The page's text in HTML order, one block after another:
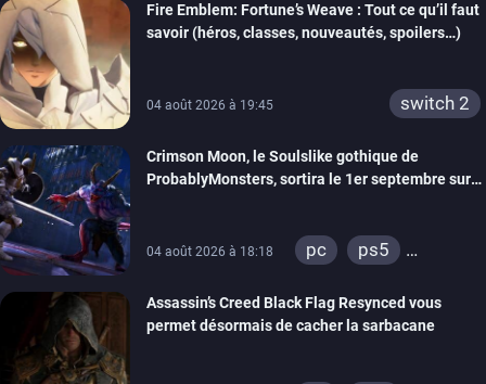
Fire Emblem: Fortune’s Weave : Tout ce qu’il faut
savoir (héros, classes, nouveautés, spoilers…)
04 août 2026 à 19:45 switch 2
Crimson Moon, le Soulslike gothique de
ProbablyMonsters, sortira le 1er septembre sur
04 août 2026 à 18:18 pc
ps5
Assassin’s Creed Black Flag Resynced vous
permet désormais de cacher la sarbacane